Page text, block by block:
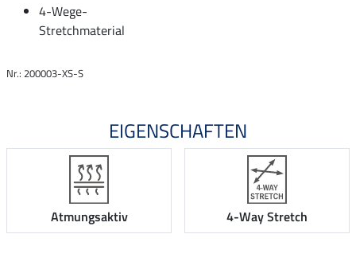
4-Wege-
Stretchmaterial
Nr.: 200003-XS-S
EIGENSCHAFTEN
Atmungsaktiv 4-Way Stretch